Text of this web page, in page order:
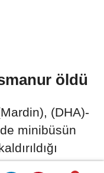
öldü
(DHA)-
minibüsün